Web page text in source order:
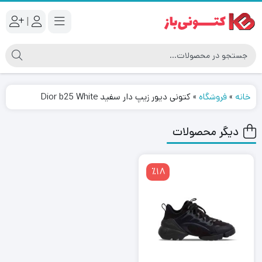
|
خانه »فروشگاه »کتونی دیور زیپ دار سفید Dior b25 White
دیگر محصولات
٪18